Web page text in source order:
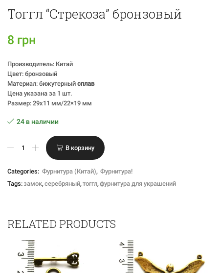
Тоггл “Стрекоза” бронзовый
8 грн
Производитель: Китай
Цвет: бронзовый
Материал: бижутерный сплав
Цена указана за 1 шт.
Размер: 29х11 мм/22×19 мм
24 в наличии
товара
"Стрекоза"
В корзину
Categories: Фурнитура (Китай), Фурнитура!
Tags:замок,серебряный,тоггл,фурнитура для украшений
RELATED PRODUCTS